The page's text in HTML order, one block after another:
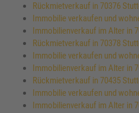
Rückmietverkauf in 70376
Immobilie verkaufen und
Immobilienverkauf im Alter in
Rückmietverkauf in 70378
Immobilie verkaufen und
Immobilienverkauf im Alter in
Rückmietverkauf in 70435
Immobilie verkaufen und
Immobilienverkauf im Alter in